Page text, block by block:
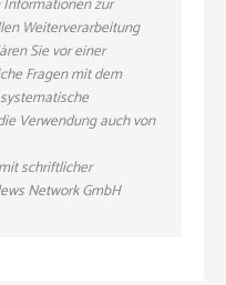
Weiterverarbeitung
Sie vor einer
Fragen mit dem
Verwendung auch von
schriftlicher
Network GmbH